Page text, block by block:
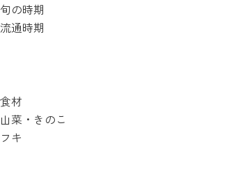
旬の時期
流通時期
食材
山菜・きのこ
フキ